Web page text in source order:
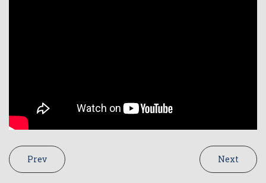
Prev Next